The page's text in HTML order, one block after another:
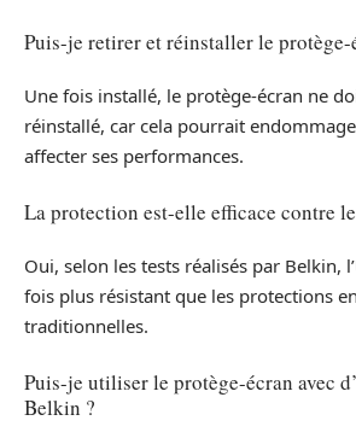
Puis-je retirer et réinstaller le protège-
Une fois installé, le protège-écran ne
réinstallé, car cela pourrait
affecter ses performances.
La protection est-elle efficace contre
Oui, selon les tests réalisés par Belkin,
fois plus résistant que les protections
traditionnelles.
Puis-je utiliser le protège-écran avec
Belkin ?